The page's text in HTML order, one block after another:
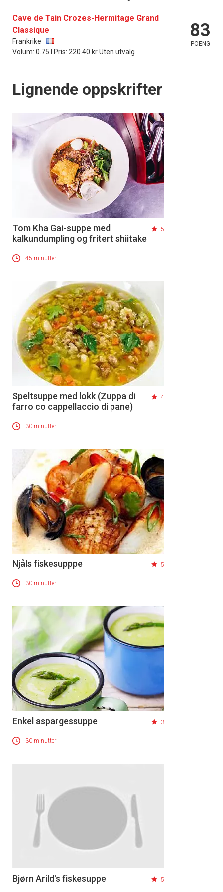
Cave de Tain Crozes-Hermitage Grand
Classique
Frankrike
Volum: 0.75 l Pris: 220.40 kr Uten utvalg
83
POENG
Lignende oppskrifter
Tom Kha Gai-suppe med
kalkundumpling og fritert shiitake
5
45 minutter
Speltsuppe med lokk (Zuppa di
farro co cappellaccio di pane)
4
30 minutter
Njåls fiskesupppe 5
30 minutter
Enkel aspargessuppe 3
30 minutter
Bjørn Arild's fiskesuppe 5